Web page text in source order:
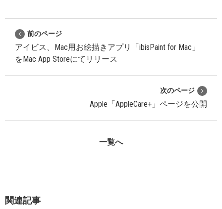
前のページ
アイビス、Mac用お絵描きアプリ「ibisPaint for Mac」
をMac App Storeにてリリース
次のページ
Apple「AppleCare+」ページを公開
一覧へ
関連記事